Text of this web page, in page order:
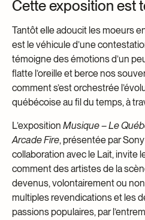
Dons et prêts
Devenir
Devenir
Jeune McCord
Cette exposition est
Tantôt elle adoucit les moeurs
est le véhicule d’une
témoigne des émotions d’un
flatte l’oreille et berce nos
comment s’est orchestrée
québécoise au fil du temps, à
L’exposition Musique – Le
Arcade Fire, présentée par
collaboration avec le Lait, invite
comment des artistes de la
devenus, volontairement ou
multiples revendications et les
passions populaires, par